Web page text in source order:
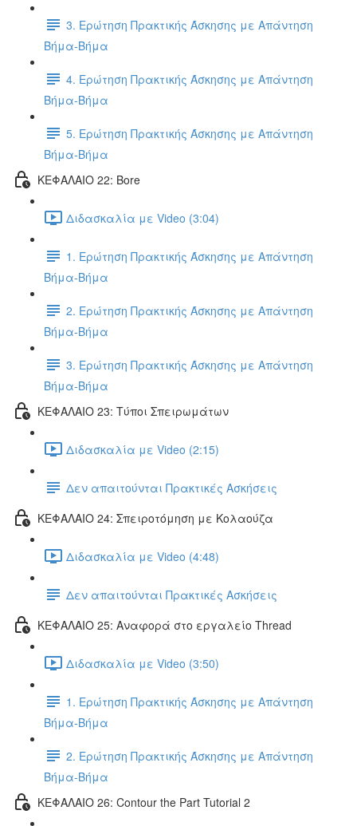
3. Ερώτηση Πρακτικής Άσκησης με Απάντηση
Βήμα-Βήμα
4. Ερώτηση Πρακτικής Άσκησης με Απάντηση
Βήμα-Βήμα
5. Ερώτηση Πρακτικής Άσκησης με Απάντηση
Βήμα-Βήμα
ΚΕΦΑΛΑΙΟ 22: Bore
Διδασκαλία με Video (3:04)
1. Ερώτηση Πρακτικής Άσκησης με Απάντηση
Βήμα-Βήμα
2. Ερώτηση Πρακτικής Άσκησης με Απάντηση
Βήμα-Βήμα
3. Ερώτηση Πρακτικής Άσκησης με Απάντηση
Βήμα-Βήμα
ΚΕΦΑΛΑΙΟ 23: Τύποι Σπειρωμάτων
Διδασκαλία με Video (2:15)
Δεν απαιτούνται Πρακτικές Ασκήσεις
ΚΕΦΑΛΑΙΟ 24: Σπειροτόμηση με Κολαούζα
Διδασκαλία με Video (4:48)
Δεν απαιτούνται Πρακτικές Ασκήσεις
ΚΕΦΑΛΑΙΟ 25: Αναφορά στο εργαλείο Thread
Διδασκαλία με Video (3:50)
1. Ερώτηση Πρακτικής Άσκησης με Απάντηση
Βήμα-Βήμα
2. Ερώτηση Πρακτικής Άσκησης με Απάντηση
Βήμα-Βήμα
ΚΕΦΑΛΑΙΟ 26: Contour the Part Tutorial 2